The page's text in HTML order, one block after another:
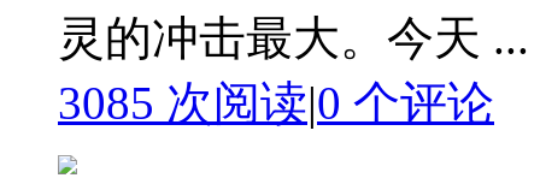
灵的冲击最大。今天 ...
3085 次阅读|0 个评论